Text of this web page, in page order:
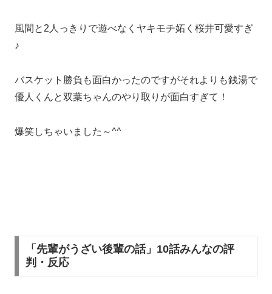
風間と2人っきりで遊べなくヤキモチ妬く桜井可愛すぎ
♪
バスケット勝負も面白かったのですがそれよりも銭湯で
優人くんと双葉ちゃんのやり取りが面白すぎて！
爆笑しちゃいました～^^
「先輩がうざい後輩の話」10話みんなの評
判・反応